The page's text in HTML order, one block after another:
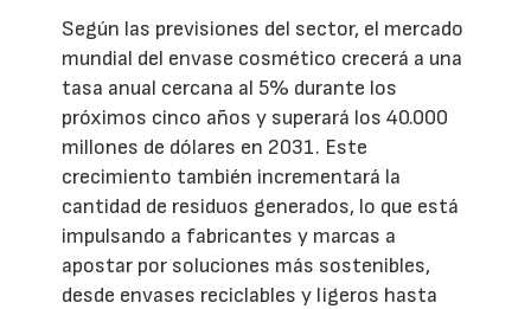
Según las previsiones del sector, el mercado
mundial del envase cosmético crecerá a una
tasa anual cercana al 5% durante los
próximos cinco años y superará los 40.000
millones de dólares en 2031. Este
crecimiento también incrementará la
cantidad de residuos generados, lo que está
impulsando a fabricantes y marcas a
apostar por soluciones más sostenibles,
desde envases reciclables y ligeros hasta